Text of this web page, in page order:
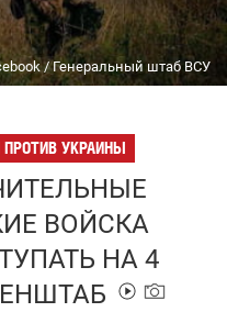
/ Генеральный штаб ВСУ
УКРАИНЫ
ВОЙСКА
НА 4